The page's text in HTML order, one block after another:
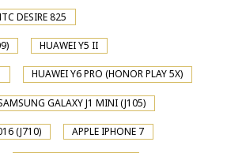
DESIRE 825
HUAWEI Y5 II
HUAWEI Y6 PRO (HONOR PLAY 5X)
GALAXY J1 MINI (J105)
(J710) APPLE IPHONE 7